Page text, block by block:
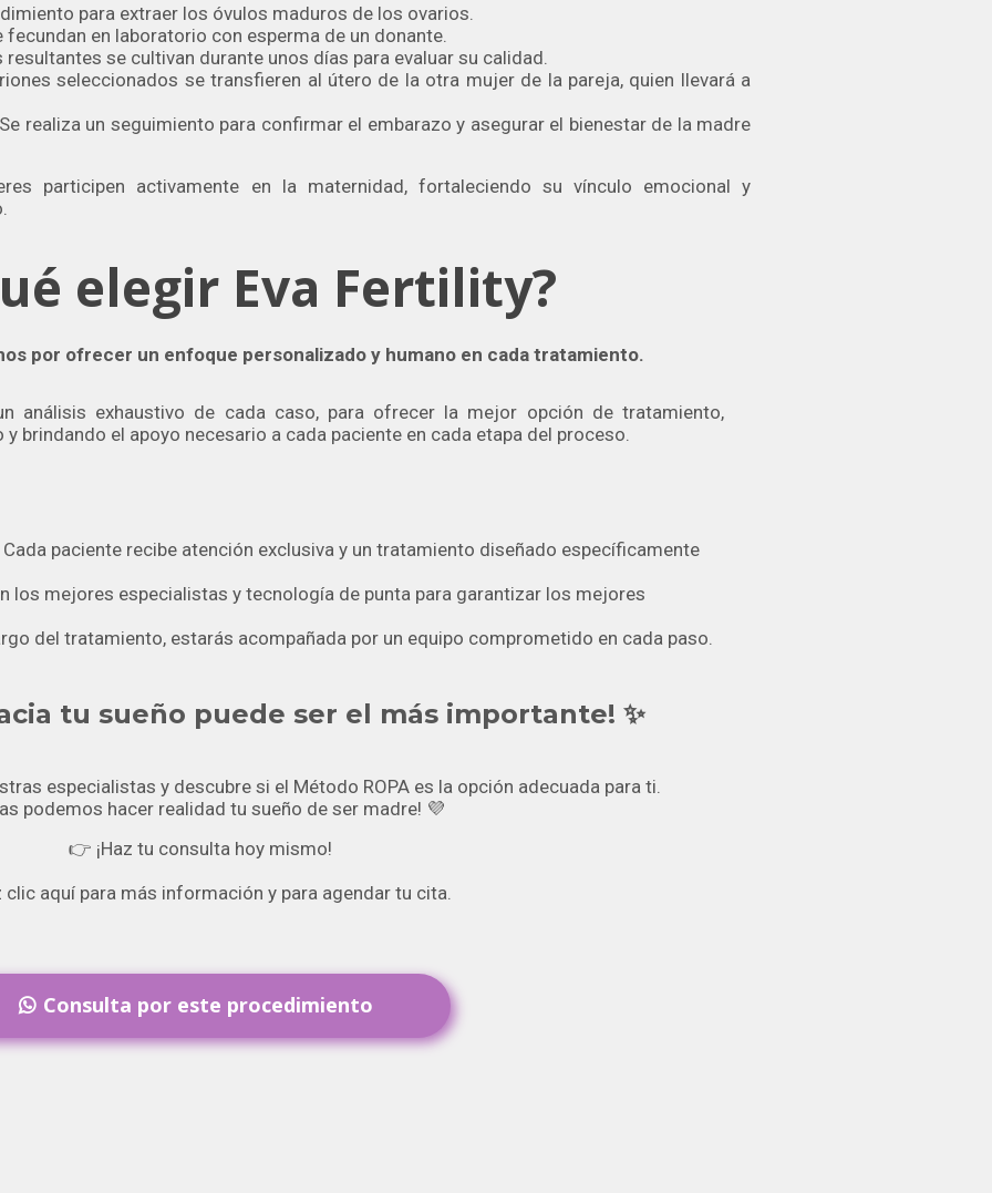
para extraer los óvulos maduros de los ovarios.
en laboratorio con esperma de un donante.
se cultivan durante unos días para evaluar su calidad.
seleccionados se transfieren al útero de la otra mujer de la pareja, quien llevará a
realiza un seguimiento para confirmar el embarazo y asegurar el bienestar de la madre
participen activamente en la maternidad, fortaleciendo su vínculo emocional y
elegir Eva Fertility?
por ofrecer un enfoque personalizado y humano en cada tratamiento.
análisis exhaustivo de cada caso, para ofrecer la mejor opción de tratamiento,
brindando el apoyo necesario a cada paciente en cada etapa del proceso.
paciente recibe atención exclusiva y un tratamiento diseñado específicamente
los mejores especialistas y tecnología de punta para garantizar los mejores
del tratamiento, estarás acompañada por un equipo comprometido en cada paso.
tu sueño puede ser el más importante! ✨
especialistas y descubre si el Método ROPA es la opción adecuada para ti.
podemos hacer realidad tu sueño de ser madre! 💜
👉 ¡Haz tu consulta hoy mismo!
clic aquí para más información y para agendar tu cita.
 Consulta por este procedimiento